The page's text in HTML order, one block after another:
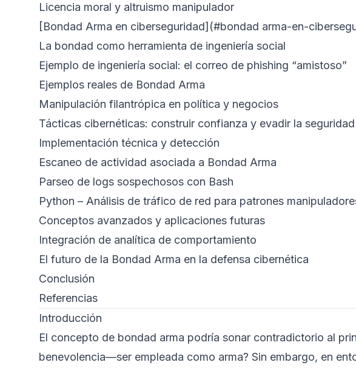
Licencia moral y altruismo manipulador
[Bondad Arma en ciberseguridad](#bondad arma-en-
La bondad como herramienta de ingeniería social
Ejemplo de ingeniería social: el correo de phishing “amistoso”
Ejemplos reales de Bondad Arma
Manipulación filantrópica en política y negocios
Tácticas cibernéticas: construir confianza y evadir la seguridad
Implementación técnica y detección
Escaneo de actividad asociada a Bondad Arma
Parseo de logs sospechosos con Bash
Python – Análisis de tráfico de red para patrones
Conceptos avanzados y aplicaciones futuras
Integración de analítica de comportamiento
El futuro de la Bondad Arma en la defensa cibernética
Conclusión
Referencias
Introducción
El concepto de bondad arma podría sonar contradictorio al
benevolencia—ser empleada como arma? Sin embargo, en